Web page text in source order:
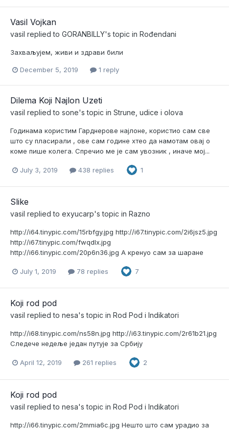
Vasil Vojkan
vasil replied to GORANBILLY's topic in Rođendani
Захваљујем, живи и здрави били
December 5, 2019 1 reply
Dilema Koji Najlon Uzeti
vasil replied to sone's topic in Strune, udice i olova
Годинама користим Гарднерове најлоне, користио сам све
што су пласирали , ове сам године хтео да намотам овај о
коме пише колега. Спречио ме је сам увозник , иначе мој...
July 3, 2019 438 replies 1
Slike
vasil replied to exyucarp's topic in Razno
http://i64.tinypic.com/15rbfgy.jpg http://i67.tinypic.com/2i6jsz5.jpg
http://i67.tinypic.com/fwqdlx.jpg
http://i66.tinypic.com/20p6n36.jpg А кренуо сам за шаране
July 1, 2019 78 replies 7
Koji rod pod
vasil replied to nesa's topic in Rod Pod i Indikatori
http://i68.tinypic.com/ns58n.jpg http://i63.tinypic.com/2r61b21.jpg
Следече недеље један путује за Србију
April 12, 2019 261 replies 2
Koji rod pod
vasil replied to nesa's topic in Rod Pod i Indikatori
http://i66.tinypic.com/2mmia6c.jpg Нешто што сам урадио за